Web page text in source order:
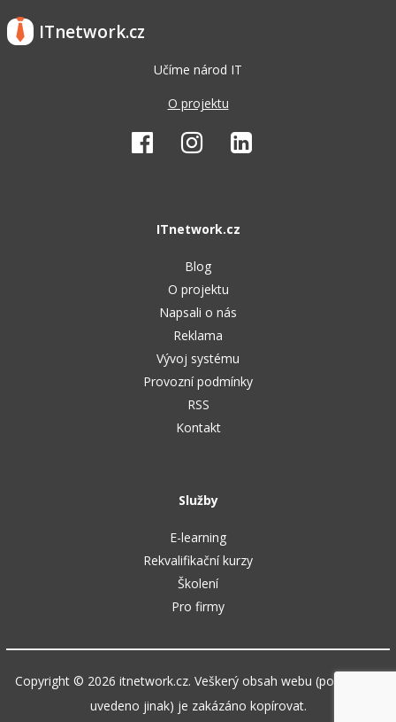
ITnetwork.cz
Učíme národ IT
O projektu
ITnetwork.cz
Blog
O projektu
Napsali o nás
Reklama
Vývoj systému
Provozní podmínky
RSS
Kontakt
Služby
E-learning
Rekvalifikační kurzy
Školení
Pro firmy
Copyright © 2026 itnetwork.cz. Veškerý obsah webu (pokud není
uvedeno jinak) je zakázáno kopírovat.